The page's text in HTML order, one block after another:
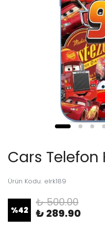
Cars Telefon
Ürün Kodu: elrk189
%42
₺ 500.00
₺ 289.90